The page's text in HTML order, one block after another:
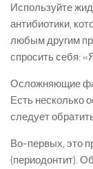
Используйте
антибиотики,
любым другим
спросить себя:
Осложняющие
Есть несколько
следует
Во-первых, это
(периодонтит).